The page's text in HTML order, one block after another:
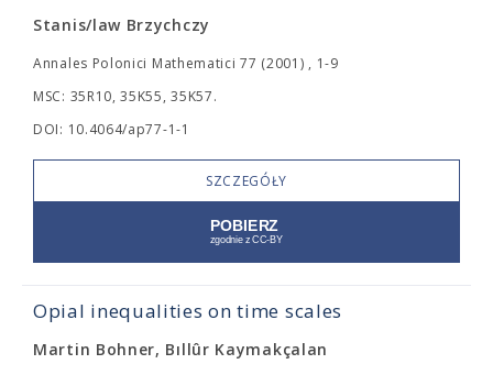
Stanis/law Brzychczy
Annales Polonici Mathematici 77 (2001) , 1-9
MSC: 35R10, 35K55, 35K57.
DOI: 10.4064/ap77-1-1
SZCZEGÓŁY
Opial inequalities on time scales
Martin Bohner, Bıllûr Kaymakçalan